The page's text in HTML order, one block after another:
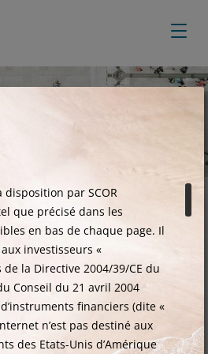
sélection
par SCOR
que précisé dans les
en bas de chaque page. Il
investisseurs «
la Directive 2004/39/CE du
Conseil du 21 avril 2004
financiers (dite «
n’est pas destiné aux
des Etats-Unis d’Amérique